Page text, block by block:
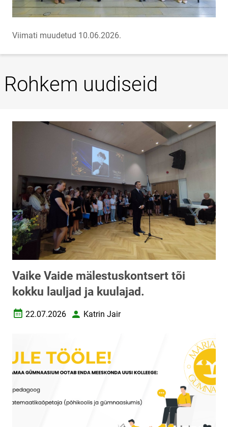
Viimati muudetud 10.06.2026.
Rohkem uudiseid
Vaike Vaide mälestuskontsert tõi
kokku lauljad ja kuulajad.
Loomise kuupäev
22.07.2026 AutorKatrin Jair